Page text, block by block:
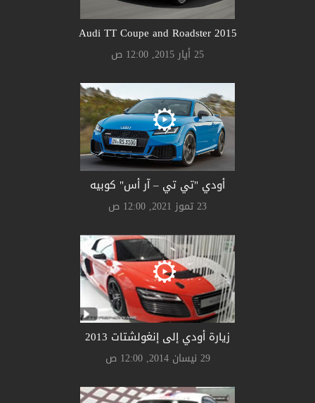
Audi TT Coupe and Roadster 2015
25 أيار 2015, 12:00 ص
أودي "تي تي – آر أس" كوبيه
23 تموز 2021, 12:00 ص
زيارة أودي إلى إنغولشتات 2013
29 نيسان 2014, 12:00 ص